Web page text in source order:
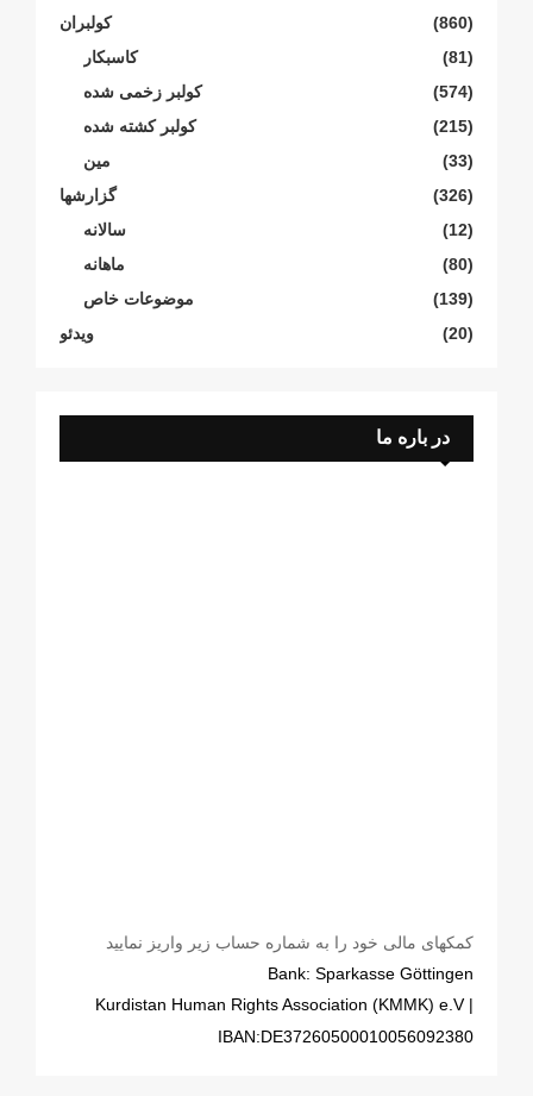
کولبران
(860)
کاسبکار
(81)
کولبر زخمی شدە
(574)
کولبر کشتە شدە
(215)
مین
(33)
گزارشها
(326)
سالانە
(12)
ماهانە
(80)
موضوعات خاص
(139)
ویدئو
(20)
در باره ما
کمکهای مالی خود را به شماره حساب زیر واریز نمایید
Bank: Sparkasse Göttingen
| Kurdistan Human Rights Association (KMMK) e.V
IBAN:DE37260500010056092380